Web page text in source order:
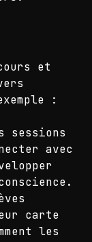
et
et
:
sessions
avec